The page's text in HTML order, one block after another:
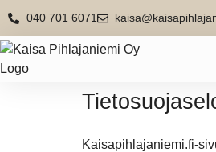
040 701 6071
Kaisapihlajaniemi.fi-